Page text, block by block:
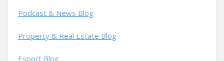
Podcast & News Blog
Property & Real Estate Blog
Esport Blog